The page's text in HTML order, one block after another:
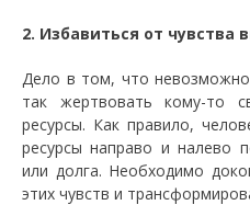
2. Избавиться от чувства
Дело в том, что невозможно
так жертвовать кому-то
ресурсы. Как правило,
ресурсы направо и налево
или долга. Необходимо
этих чувств и